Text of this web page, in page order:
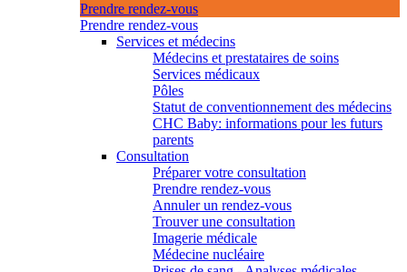
Prendre rendez-vous
Prendre rendez-vous
Services et médecins
Médecins et prestataires de soins
Services médicaux
Pôles
Statut de conventionnement des médecins
CHC Baby: informations pour les futurs
parents
Consultation
Préparer votre consultation
Prendre rendez-vous
Annuler un rendez-vous
Trouver une consultation
Imagerie médicale
Médecine nucléaire